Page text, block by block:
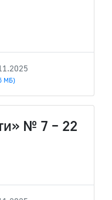
МБ)
№ 7 – 22